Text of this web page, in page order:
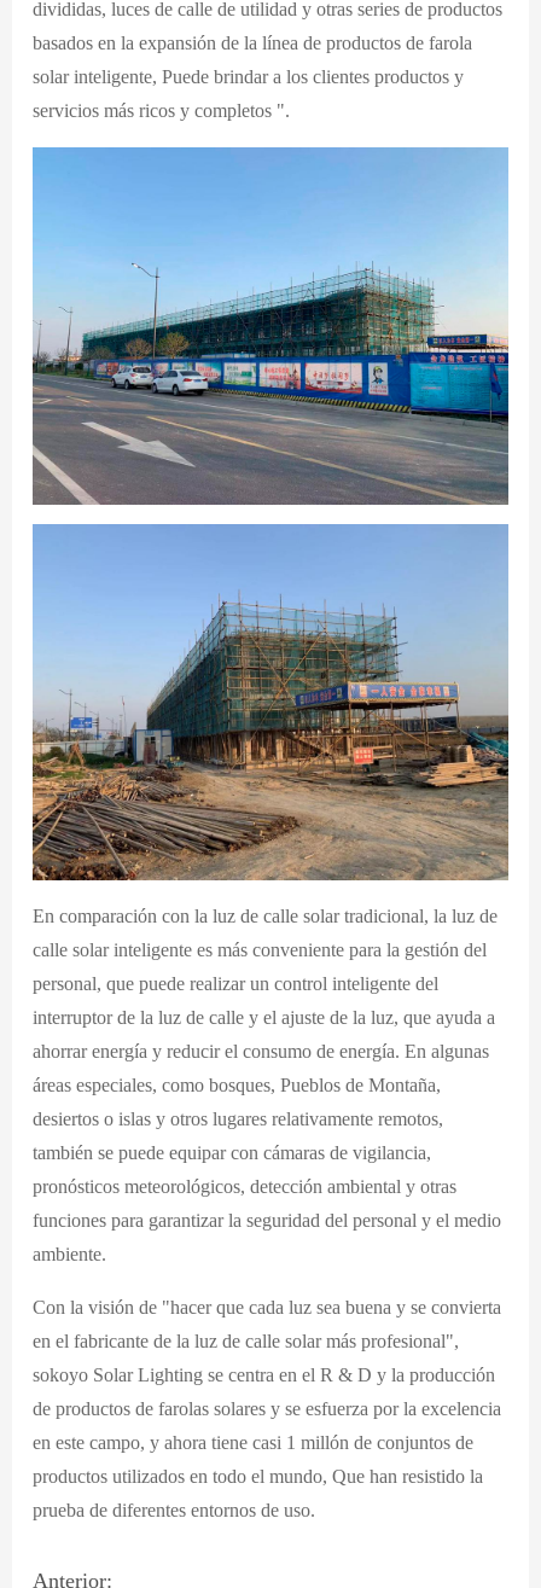
divididas, luces de calle de utilidad y otras series de productos
basados en la expansión de la línea de productos de farola
solar inteligente, Puede brindar a los clientes productos y
servicios más ricos y completos ".
En comparación con la luz de calle solar tradicional, la luz de
calle solar inteligente es más conveniente para la gestión del
personal, que puede realizar un control inteligente del
interruptor de la luz de calle y el ajuste de la luz, que ayuda a
ahorrar energía y reducir el consumo de energía. En algunas
áreas especiales, como bosques, Pueblos de Montaña,
desiertos o islas y otros lugares relativamente remotos,
también se puede equipar con cámaras de vigilancia,
pronósticos meteorológicos, detección ambiental y otras
funciones para garantizar la seguridad del personal y el medio
ambiente.
Con la visión de "hacer que cada luz sea buena y se convierta
en el fabricante de la luz de calle solar más profesional",
sokoyo Solar Lighting se centra en el R & D y la producción
de productos de farolas solares y se esfuerza por la excelencia
en este campo, y ahora tiene casi 1 millón de conjuntos de
productos utilizados en todo el mundo, Que han resistido la
prueba de diferentes entornos de uso.
Anterior: